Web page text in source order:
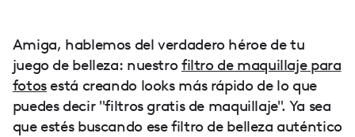
Amiga, hablemos del verdadero héroe de tu
juego de belleza: nuestro filtro de maquillaje para
fotosestá creando looks más rápido de lo que
puedes decir "filtros gratis de maquillaje". Ya sea
que estés buscando ese filtro de belleza auténtico